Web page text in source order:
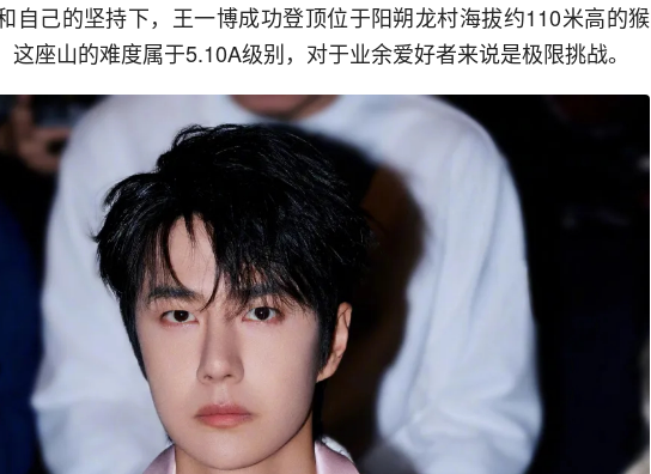
自己的坚持下，王一博成功登顶位于阳朔龙村海拔约110米高的猴
这座山的难度属于5.10A级别，对于业余爱好者来说是极限挑战。